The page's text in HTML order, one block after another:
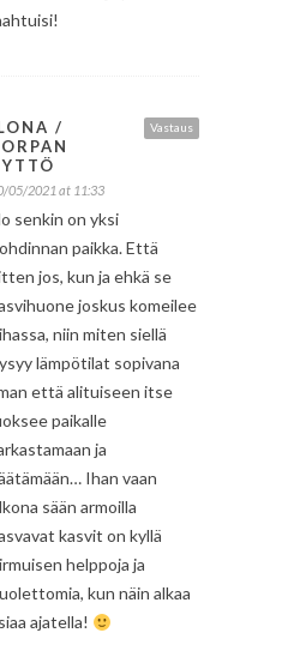
Vastaus
/
05/2021 at 11:33
senkin on yksi
paikka. Että
jos, kun ja ehkä se
joskus komeilee
niin miten siellä
lämpötilat sopivana
että alituiseen itse
paikalle
ja
Ihan vaan
sään armoilla
kasvit on kyllä
helppoja ja
kun näin alkaa
ajatella!